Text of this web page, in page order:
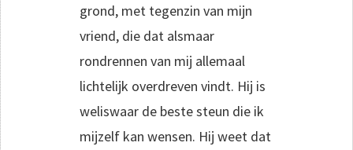
grond, met tegenzin van mijn
vriend, die dat alsmaar
rondrennen van mij allemaal
lichtelijk overdreven vindt. Hij is
weliswaar de beste steun die ik
mijzelf kan wensen. Hij weet dat